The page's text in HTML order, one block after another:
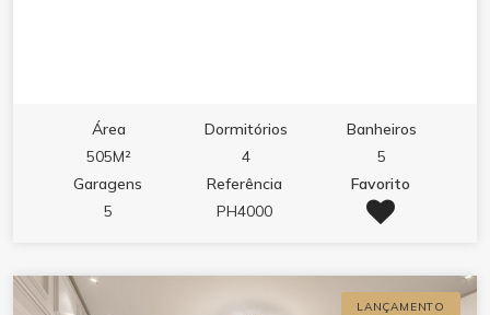
Área
505M²
Dormitórios
4
Banheiros
5
Garagens
5
Referência
PH4000
Favorito
LANÇAMENTO